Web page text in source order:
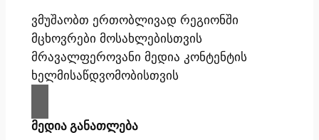
ვმუშაობთ ერთობლივად რეგიონში
მცხოვრები მოსახლებისთვის
მრავალფეროვანი მედია კონტენტის
ხელმისაწდვომობისთვის
მედია განათლება